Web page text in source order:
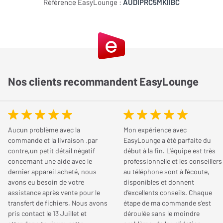
connectée pour les audiophiles
L’enceinte connectée Audio Pro Addon C5 MKII est une version
composants de qualité supérieure. Vous pouvez ainsi redécouvrir
à votre téléviseur et s’intégrer dans un système multiroom.
Chromecast, Wi-Fi
Version Bluetooth Bluetooth v4.2
Codecs Bluetooth SBC
Technologie multiroom
AirPlay 2 (Apple), Audio
Pro Multiroom
Chabou
Qualité de son
5/ 5
Esthétique
5/ 5
Fonctionnalités
Simplicité
5/ 5
Qualité/Prix
4/ 5
Le recommanderiez-vous à un ami ?
Référence EasyLounge : AUDIPRC5MKIIBC
Nos clients recommandent EasyLounge
Aucun problème avec la
commande et la livraison .par
contre,un petit détail négatif
concernant une aide avec le
dernier appareil acheté, nous
avons eu besoin de votre
assistance après vente pour le
transfert de fichiers. Nous avons
pris contact le 13 Juillet et
Mon expérience avec
EasyLounge a été parfaite du
début à la fin. L'équipe est très
professionnelle et les conseillers
au téléphone sont à l'écoute,
disponibles et donnent
d'excellents conseils. Chaque
étape de ma commande s'est
déroulée sans le moindre